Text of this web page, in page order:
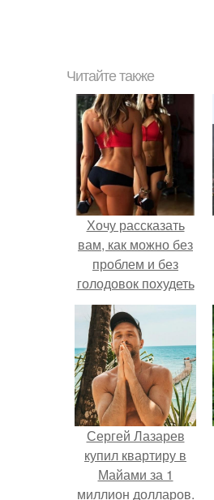
Читайте также
Хочу рассказать
вам, как можно без
проблем и без
голодовок похудеть
или держать вес
стабильным.
Сергей Лазарев
купил квартиру в
Майами за 1
миллион долларов.